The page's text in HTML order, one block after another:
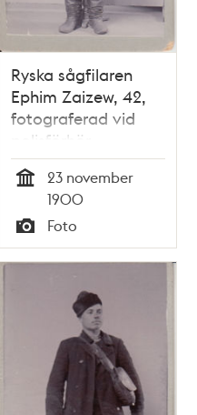
Ryska sågfilaren
Ephim Zaizew, 42,
fotograferad vid
polisförhör
23 november
1900
Typ
Foto